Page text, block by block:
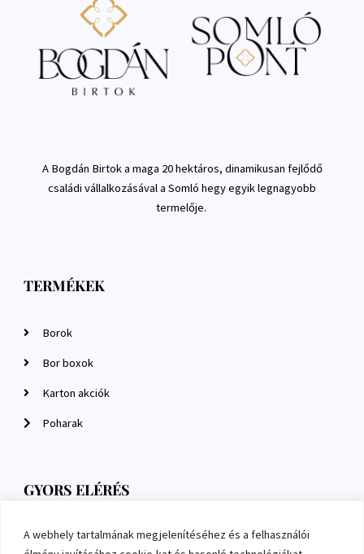
A webhely tartalmának megjelenítéséhez és a felhasználói
A Bogdán Birtok a maga 20 hektáros, dinamikusan fejlődő
családi vállalkozásával a Somló hegy egyik legnagyobb
termelője.
TERMÉKEK
Borok
Bor boxok
Karton akciók
Poharak
GYORS ELÉRÉS
Szállítás és fizetés